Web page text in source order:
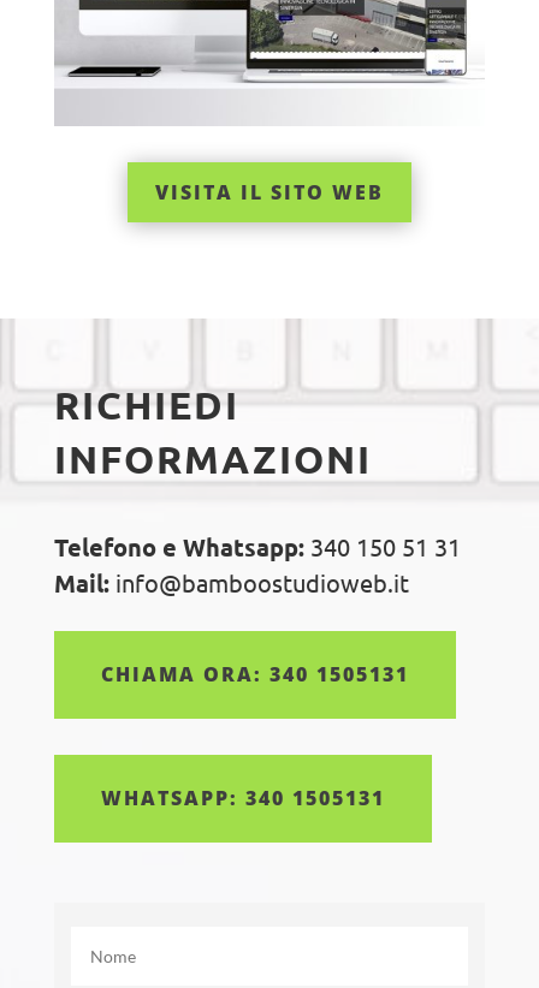
VISITA IL SITO WEB
RICHIEDI
INFORMAZIONI
Telefono e Whatsapp:340 150 51 31
Mail:info@bamboostudioweb.it
CHIAMA ORA: 340 1505131
WHATSAPP: 340 1505131